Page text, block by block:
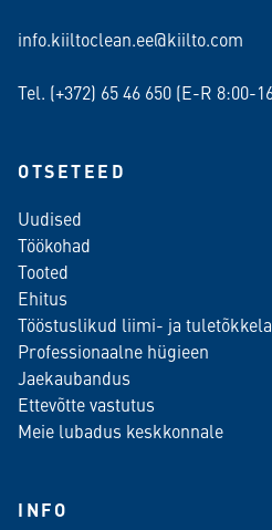
info.kiiltoclean.ee@kiilto.com
Tel. (+372) 65 46 650 (E-R 8:00-
OTSETEED
Uudised
Töökohad
Tooted
Ehitus
Tööstuslikud liimi- ja
Professionaalne hügieen
Jaekaubandus
Ettevõtte vastutus
Meie lubadus keskkonnale
INFO